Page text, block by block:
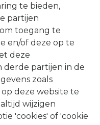
te bieden,
partijen
toegang te
en/of deze op te
deze
derde partijen in de
zoals
deze website te
wijzigen
'cookies' of 'cookie